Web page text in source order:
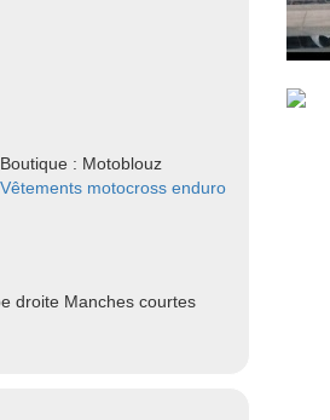
Boutique : Motoblouz
Vêtements motocross enduro
droite Manches courtes